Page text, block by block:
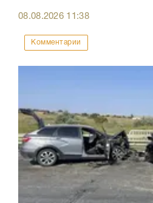
08.08.2026 11:38
Комментарии